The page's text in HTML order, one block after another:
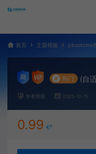
首页 主题模板 pbootcms
# 热门 (自
智者熊猫 2025-10-15
0.99 💎